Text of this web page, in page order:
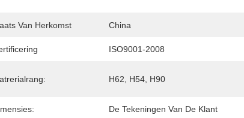
Van Herkomst China
ISO9001-2008
H62, H54, H90
De Tekeningen Van De Klant